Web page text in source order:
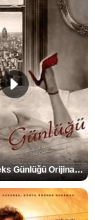
Bir Kadının Seks Günlüğü Orijinal Fragman